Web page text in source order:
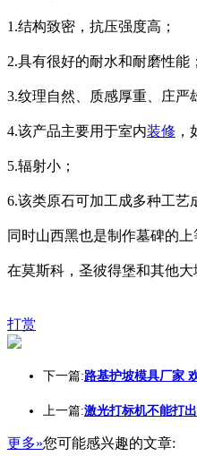
1.结构致密，抗压强度高；
2.具有很好的耐水和耐磨性能；
3.纹理自然、质感厚重、庄严
4.该产品主要用于室内装修 ，
5.辐射小；
6.该类原石可加工成多种工艺
同时山西黑也是制作墓碑的
在莫斯科，圣彼得堡和其他
打赏
下一篇:路基护坡模具厂家
上一篇:激光打标机不能打
更多»您可能感兴趣的文章: